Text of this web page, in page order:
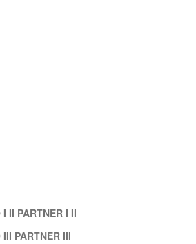
II PARTNER I II
PARTNER III